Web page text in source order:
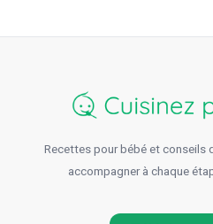
Recettes pour bébé et conseils
accompagner à chaque